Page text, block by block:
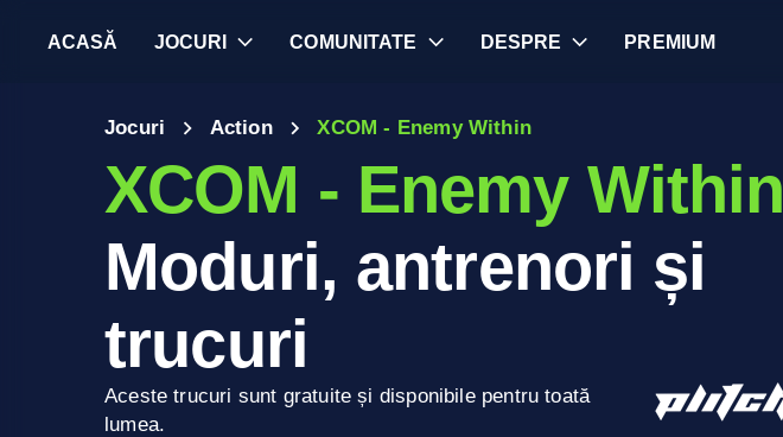
ACASĂ JOCURI COMUNITATE DESPRE PREMIUM
Jocuri Action XCOM - Enemy Within
XCOM - Enemy Within
Moduri, antrenori și
trucuri
Aceste trucuri sunt gratuite și disponibile pentru toată
lumea.